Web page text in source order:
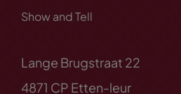
Show and Tell
Lange Brugstraat 22
4871 CP Etten-leur